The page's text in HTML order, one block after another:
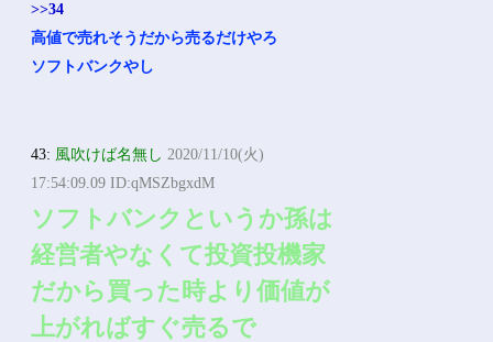
>>34
高値で売れそうだから売るだけやろ
ソフトバンクやし
43: 風吹けば名無し 2020/11/10(火)
17:54:09.09 ID:qMSZbgxdM
ソフトバンクというか孫は
経営者やなくて投資投機家
だから買った時より価値が
上がればすぐ売るで